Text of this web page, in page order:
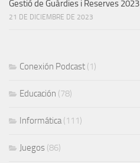
Gestió de Guàrdies i Reserves 2023
21 DE DICIEMBRE DE 2023
Conexión Podcast (1)
Educación (78)
Informática(111)
Juegos (86)